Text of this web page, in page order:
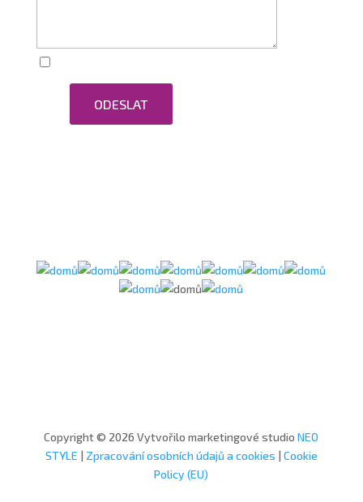
ODESLAT
Copyright © 2026 Vytvořilo marketingové studioNEO
STYLE | Zpracování osobních údajů a cookies | Cookie
Policy (EU)